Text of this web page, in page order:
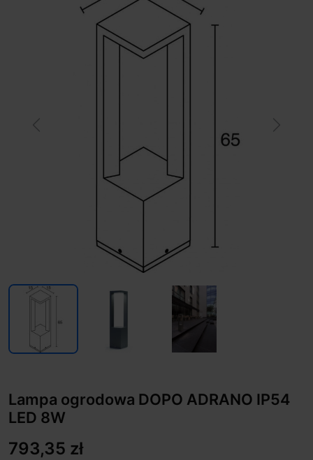
Lampa ogrodowa DOPO ADRANO IP54
LED 8W
793,35 zł